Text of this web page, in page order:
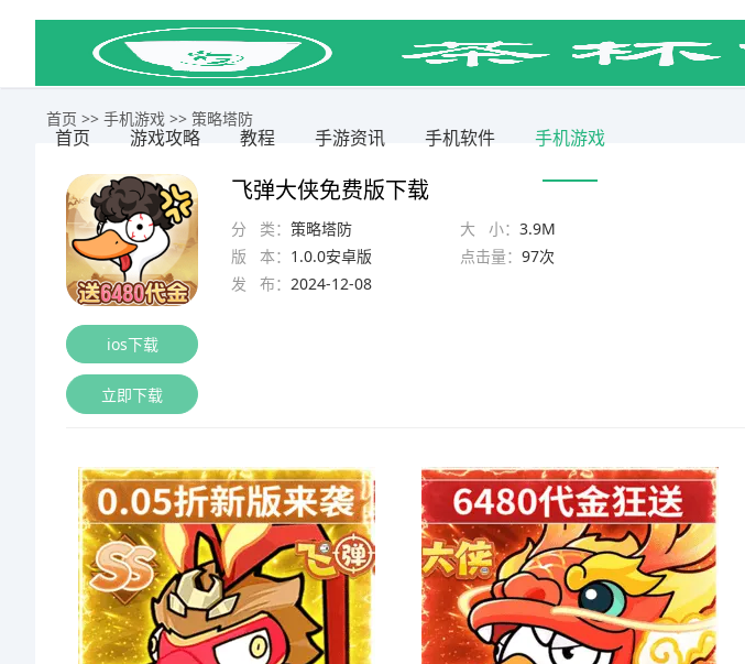
首页 游戏攻略 教程 手游资讯 手机软件 手机游戏
首页 >> 手机游戏 >> 策略塔防
ios下载
立即下载
飞弹大侠免费版下载
分 类： 策略塔防 大 小： 3.9M
版 本： 1.0.0安卓版 点击量： 97次
发 布： 2024-12-08